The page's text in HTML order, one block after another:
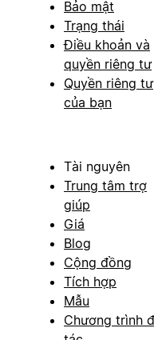
Bảo mật
Trạng thái
Điều khoản và
quyền riêng tư
Quyền riêng tư
của bạn
Tài nguyên
Trung tâm trợ
giúp
Giá
Blog
Cộng đồng
Tích hợp
Mẫu
Chương trình